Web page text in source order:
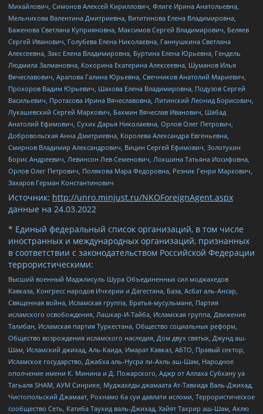
Михайлович, Симонов Алексей Кириллович, Флиге Ирина Анатольевна,
Мельникова Валентина Дмитриевна, Вититинова Елена Владимировна,
Баженова Светлана Куприяновна, Максимов Сергей Владимирович, Беляев
Сергей Иванович, Голубева Елена Николаевна, Ганнушкина Светлана
Алексеевна, Закс Елена Владимировна, Буртина Елена Юрьевна, Гендель
Людмила Залмановна, Кокорина Екатерина Алексеевна, Шуманов Илья
Вячеславович, Арапова Галина Юрьевна, Свечников Анатолий Мариевич,
Прохоров Вадим Юрьевич, Шахова Елена Владимировна, Подузов Сергей
Васильевич, Протасова Ирина Вячеславовна, Литинский Леонид Борисович,
Лукашевский Сергей Маркович, Бахмин Вячеслав Иванович, Шабад
Анатолий Ефимович, Сухих Дарья Николаевна, Орлов Олег Петрович,
Добровольская Анна Дмитриевна, Королева Александра Евгеньевна,
Смирнов Владимир Александрович, Вицин Сергей Ефимович, Золотухин
Борис Андреевич, Левинсон Лев Семенович, Локшина Татьяна Иосифовна,
Орлов Олег Петрович, Полякова Мара Федоровна, Резник Генри Маркович,
Захаров Герман Константинович
Источник: http://unro.minjust.ru/NKOForeignAgent.aspx
данные на 24.03.2022
* Единый федеральный список организаций, в том числе
иностранных и международных организаций, признанных
в соответствии с законодательством Российской Федерации
террористическими:
Высший военный Маджлисуль Шура Объединенных сил моджахедов
Кавказа, Конгресс народов Ичкерии и Дагестана, База, Асбат аль-Ансар,
Священная война, Исламская группа, Братья-мусульмане, Партия
исламского освобождения, Лашкар-И-Тайба, Исламская группа, Движение
Талибан, Исламская партия Туркестана, Общество социальных реформ,
Общество возрождения исламского наследия, Дом двух святых, Джунд аш-
Шам, Исламский джихад, Аль-Каида, Имарат Кавказ, АБТО, Правый сектор,
Исламское государство, Джабха аль-Нусра ли-Ахль аш-Шам, Народное
ополчение имени К. Минина и Д. Пожарского, Аджр от Аллаха Субхану уа
Тагьаля SHAM, АУМ Синрике, Муджахеды джамаата Ат-Тавхида Валь-Джихад,
Чистопольский Джамаат, Рохнамо ба суи давлати исломи, Террористическое
сообщество Сеть, Катиба Таухид валь-Джихад, Хайят Тахрир аш-Шам, Ахлю